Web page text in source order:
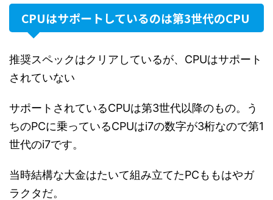
CPUはサポートしているのは第3世代のCPU
推奨スペックはクリアしているが、CPUはサポート
されていない
サポートされているCPUは第3世代以降のもの。う
ちのPCに乗っているCPUはi7の数字が3桁なので第1
世代のi7です。
当時結構な大金はたいて組み立てたPCももはやガ
ラクタだ。